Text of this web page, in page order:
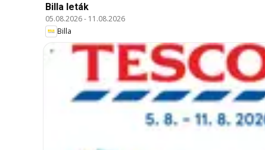
Billa leták
05.08.2026- 11.08.2026
Billa